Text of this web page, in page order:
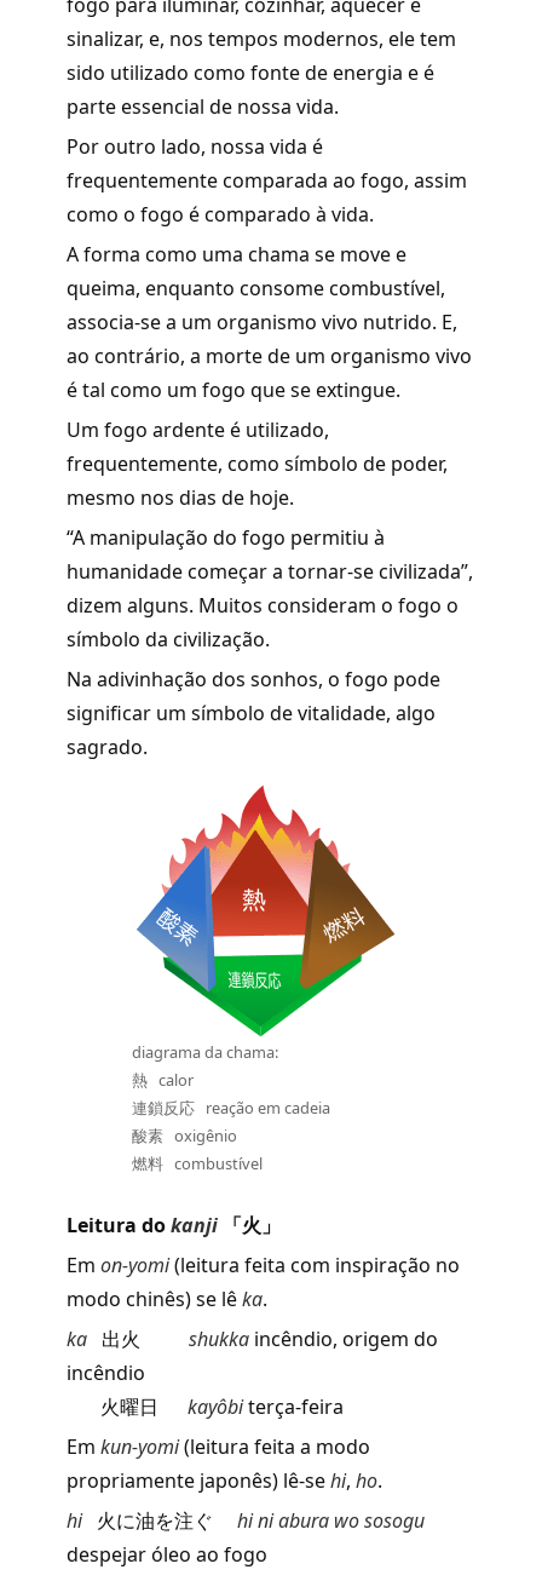
sinalizar, e, nos tempos modernos, ele tem
sido utilizado como fonte de energia e é
parte essencial de nossa vida.
Por outro lado, nossa vida é
frequentemente comparada ao fogo, assim
como o fogo é comparado à vida.
A forma como uma chama se move e
queima, enquanto consome combustível,
associa-se a um organismo vivo nutrido. E,
ao contrário, a morte de um organismo vivo
é tal como um fogo que se extingue.
Um fogo ardente é utilizado,
frequentemente, como símbolo de poder,
mesmo nos dias de hoje.
“A manipulação do fogo permitiu à
humanidade começar a tornar-se civilizada”,
dizem alguns. Muitos consideram o fogo o
símbolo da civilização.
Na adivinhação dos sonhos, o fogo pode
significar um símbolo de vitalidade, algo
sagrado.
diagrama da chama:
熱 calor
連鎖反応 reação em cadeia
酸素 oxigênio
燃料 combustível
Leitura dokanji 「火」
Em on-yomi(leitura feita com inspiração no
modo chinês) se lêka.
ka 出火 shukka incêndio, origem do
incêndio
火曜日 kayôbiterça-feira
Em kun-yomi(leitura feita a modo
propriamente japonês) lê-sehi, ho.
hi火に油を注ぐ hi ni abura wo sosogu
despejar óleo ao fogo